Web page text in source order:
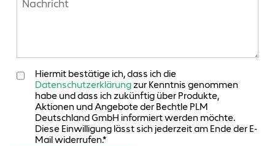
Hiermit bestätige ich, dass ich die
Datenschutzerklärungzur Kenntnis genommen
habe und dass ich zukünftig über Produkte,
Aktionen und Angebote der Bechtle PLM
Deutschland GmbH informiert werden möchte.
Diese Einwilligung lässt sich jederzeit am Ende der E-
Mail widerrufen.*